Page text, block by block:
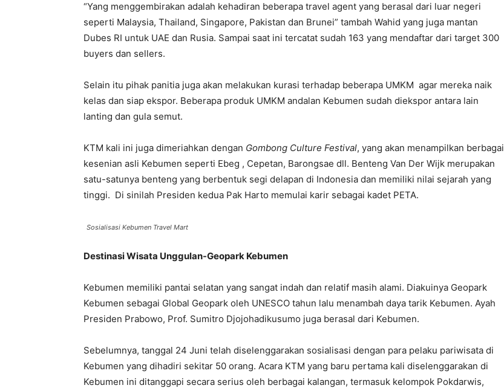
“Yang menggembirakan adalah kehadiran beberapa travel agent yang berasal dari luar negeri
seperti Malaysia, Thailand, Singapore, Pakistan dan Brunei” tambah Wahid yang juga mantan
Dubes RI untuk UAE dan Rusia. Sampai saat ini tercatat sudah 163 yang mendaftar dari target 300
buyers dan sellers.
Selain itu pihak panitia juga akan melakukan kurasi terhadap beberapa UMKM agar mereka naik
kelas dan siap ekspor. Beberapa produk UMKM andalan Kebumen sudah diekspor antara lain
lanting dan gula semut.
KTM kali ini juga dimeriahkan dengan Gombong Culture Festival, yang akan menampilkan berbagai
kesenian asli Kebumen seperti Ebeg , Cepetan, Barongsae dll. Benteng Van Der Wijk merupakan
satu-satunya benteng yang berbentuk segi delapan di Indonesia dan memiliki nilai sejarah yang
tinggi. Di sinilah Presiden kedua Pak Harto memulai karir sebagai kadet PETA.
Sosialisasi Kebumen Travel Mart
Destinasi Wisata Unggulan-Geopark Kebumen
Kebumen memiliki pantai selatan yang sangat indah dan relatif masih alami. Diakuinya Geopark
Kebumen sebagai Global Geopark oleh UNESCO tahun lalu menambah daya tarik Kebumen. Ayah
Presiden Prabowo, Prof. Sumitro Djojohadikusumo juga berasal dari Kebumen.
Sebelumnya, tanggal 24 Juni telah diselenggarakan sosialisasi dengan para pelaku pariwisata di
Kebumen yang dihadiri sekitar 50 orang. Acara KTM yang baru pertama kali diselenggarakan di
Kebumen ini ditanggapi secara serius oleh berbagai kalangan, termasuk kelompok Pokdarwis,